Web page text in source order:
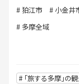
狛江市
小金井
多摩全域
「旅する多摩」の